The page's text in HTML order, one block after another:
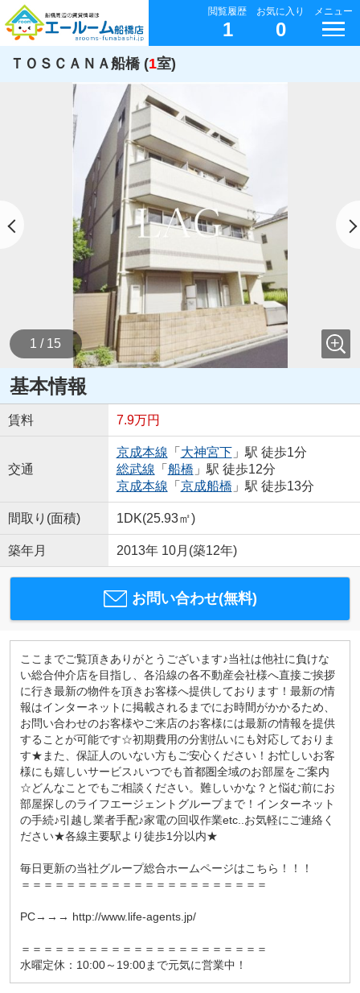
閲覧履歴
1
お気に入り
0
メニュー
ＴＯＳＣＡＮＡ船橋 (1室)
1 / 15
基本情報
賃料 7.9万円
交通
京成本線 「 大神宮下」駅 徒歩1分
総武線 「 船橋 」駅 徒歩12分
京成本線 「 京成船橋 」駅 徒歩13分
間取り(面積) 1DK(25.93㎡)
築年月 2013年 10月(築12年)
お問い合わせ(無料)
ここまでご覧頂きありがとうございます♪当社は他社に負けな
い総合仲介店を目指し、各沿線の各不動産会社様へ直接ご挨拶
に行き最新の物件を頂きお客様へ提供しております！最新の情
報はインターネットに掲載されるまでにお時間がかかるため、
お問い合わせのお客様やご来店のお客様には最新の情報を提供
することが可能です☆初期費用の分割払いにも対応しておりま
す★また、保証人のいない方もご安心ください！お忙しいお客
様にも嬉しいサービス♪いつでも首都圏全域のお部屋をご案内
☆どんなことでもご相談ください。難しいかな？と悩む前にお
部屋探しのライフエージェントグループまで！インターネット
の手続♪引越し業者手配♪家電の回収作業etc..お気軽にご連絡く
ださい★各線主要駅より徒歩1分以内★
毎日更新の当社グループ総合ホームページはこちら！！！
＝＝＝＝＝＝＝＝＝＝＝＝＝＝＝＝＝＝＝＝＝＝
PC→→→ http://www.life-agents.jp/
＝＝＝＝＝＝＝＝＝＝＝＝＝＝＝＝＝＝＝＝＝＝
水曜定休：10:00～19:00まで元気に営業中！